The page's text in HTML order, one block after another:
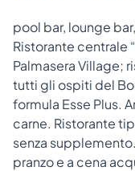
pool bar, lounge
Ristorante centrale
Palmasera Village;
tutti gli ospiti del
formula Esse Plus.
carne. Ristorante
senza
pranzo e a cena